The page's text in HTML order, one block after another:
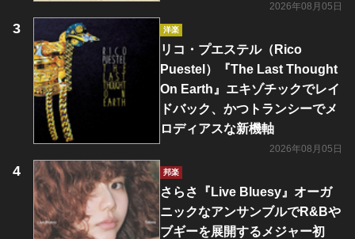
2026年08月05日
洋楽
リコ・プエステル（Rico
Puestel）『The Last Thought
On Earth』エキゾチックでレイ
ドバック、かつトランシーでメ
ロディアスな新機軸
2026年08月05日
邦楽
さらさ『Live Bluesy』オーガ
ニックなアンサンブルでR&Bや
ブギーを展開するメジャー初